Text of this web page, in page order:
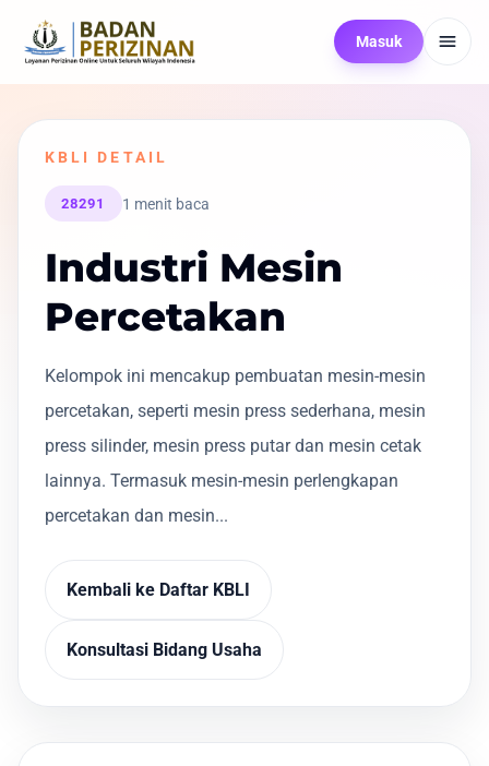
Masuk
KBLI DETAIL
28291 1 menit baca
Industri Mesin
Percetakan
Kelompok ini mencakup pembuatan mesin-mesin
percetakan, seperti mesin press sederhana, mesin
press silinder, mesin press putar dan mesin cetak
lainnya. Termasuk mesin-mesin perlengkapan
percetakan dan mesin...
Kembali ke Daftar KBLI
Konsultasi Bidang Usaha